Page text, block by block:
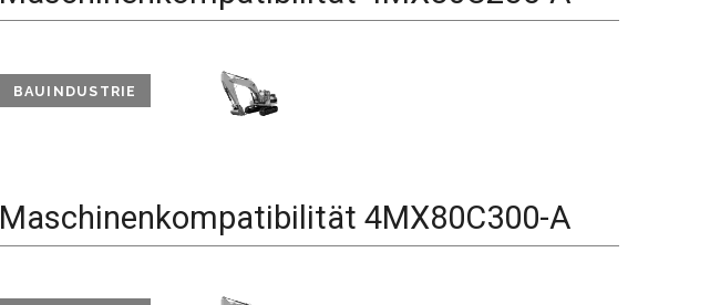
BAUINDUSTRIE
Maschinenkompatibilität 4MX80C300-A